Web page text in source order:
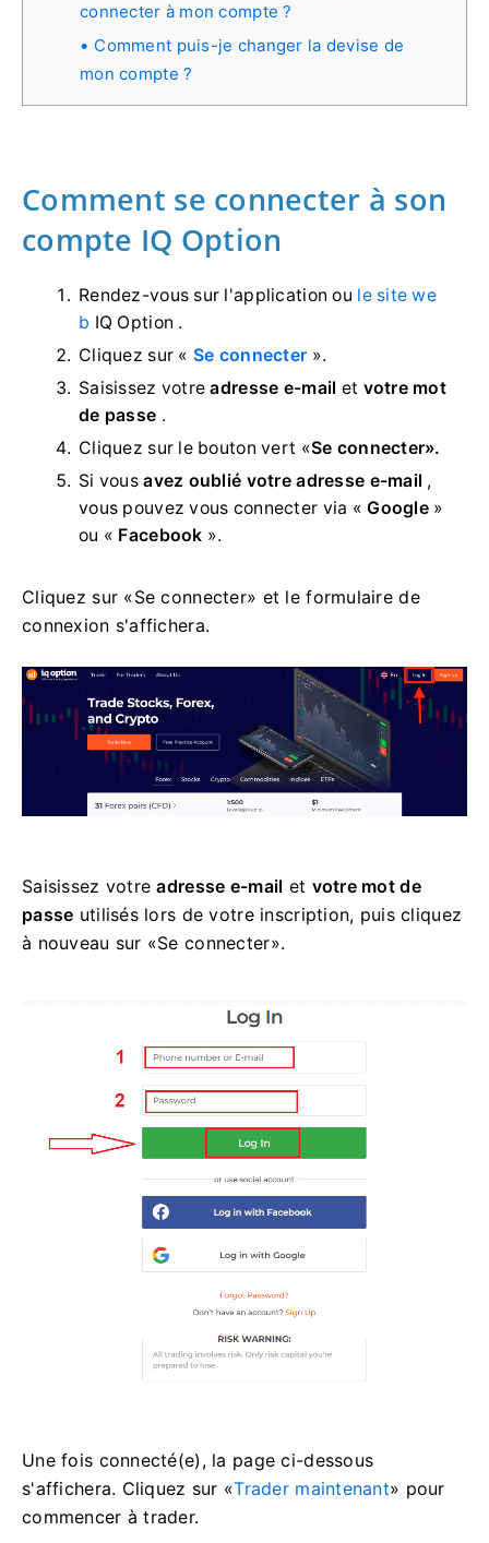
connecter à mon compte ?
Comment puis-je changer la devise de
mon compte ?
Comment se connecter à son
compte IQ Option
Rendez-vous sur l'application ou le site we
b IQ Option .
Cliquez sur « Se connecter ».
Saisissez votreadresse e-mail et votre mot
de passe .
Cliquez sur le bouton vert «Se connecter».
Si vousavez oublié votre adresse e-mail ,
vous pouvez vous connecter via «Google»
ou « Facebook ».
Cliquez sur «Se connecter» et le formulaire de
connexion s'affichera.
Saisissez votreadresse e-mail et votre mot de
passe utilisés lors de votre inscription, puis cliquez
à nouveau sur «Se connecter».
Une fois connecté(e), la page ci-dessous
s'affichera. Cliquez sur «Trader maintenant» pour
commencer à trader.